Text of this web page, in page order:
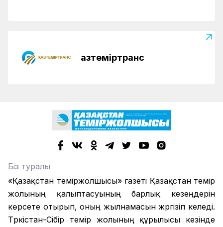
Қазтеміртранс
Біз туралы
«Қазақстан теміржолшысы» газеті Қазақстан темір
жолының қалыптасуының барлық кезеңдерін
көрсете отырып, оның жылнамасын жүргізіп келеді.
Түркістан-Сібір темір жолының құрылысы кезінде